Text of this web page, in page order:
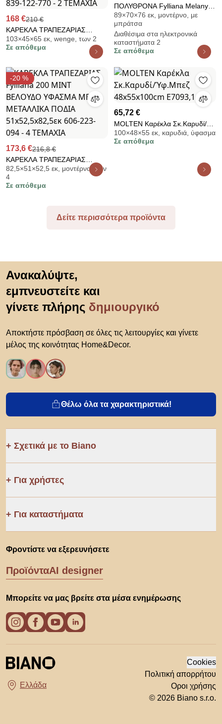
168 €210 €
ΚΑΡΕΚΛΑ ΤΡΑΠΕΖΑΡΙΑΣ
Fylliana NEW Τ-14 ΥΦΑΣΜΑ
ΩΧΡΑ ΧΡΩΜΑ ΜΕ ΞΥΛΙΝΑ
WENGE ΠΟΔΙΑ 45*65*103 839-
122-770 - 2 ΤΕΜΑΧΙΑ
103×45×65 εκ, wenge, των 2
Σε απόθεμα
ΠΟΛΥΘΡΟΝΑ Fylliana Melany
ΓΚΡΙ ΧΡΩΜΑ 70x76x89εκ 639-
124-003
89×70×76 εκ, μοντέρνο, με
μπράτσα
Διαθέσιμα στα ηλεκτρονικά
καταστήματα 2
Σε απόθεμα
-20 %
173,6 €216,8 €
ΚΑΡΕΚΛΑ ΤΡΑΠΕΖΑΡΙΑΣ
Fylliana 200 ΜΙΝΤ ΒΕΛΟΥΔΟ
ΥΦΑΣΜΑ ΜΕ ΜΕΤΑΛΛΙΚΑ
ΠΟΔΙΑ 51x52,5x82,5εκ 606-
82,5×51×52,5 εκ, μοντέρνο, των
4
Σε απόθεμα
65,72 €
MOLTEN Καρέκλα Σκ.Καρυδί/
Ύφ.Μπεζ 48x55x100cm
Ε7093,1
100×48×55 εκ, καρυδιά, ύφασμα
Σε απόθεμα
Δείτε περισσότερα προϊόντα
Ανακαλύψτε,
εμπνευστείτε και
γίνετε πλήρης δημιουργικό
Αποκτήστε πρόσβαση σε όλες τις λειτουργίες και γίνετε
μέλος της κοινότητας Home&Decor.
Θέλω όλα τα χαρακτηριστικά!
Σχετικά με το Biano
Για χρήστες
Για καταστήματα
Φροντίστε να εξερευνήσετε
ΠροϊόνταAI designer
Μπορείτε να μας βρείτε στα μέσα ενημέρωσης
Διάλεξε χώρα
Cookies
Πολιτική απορρήτου
Οροι χρήσης
© 2026 Biano s.r.o.